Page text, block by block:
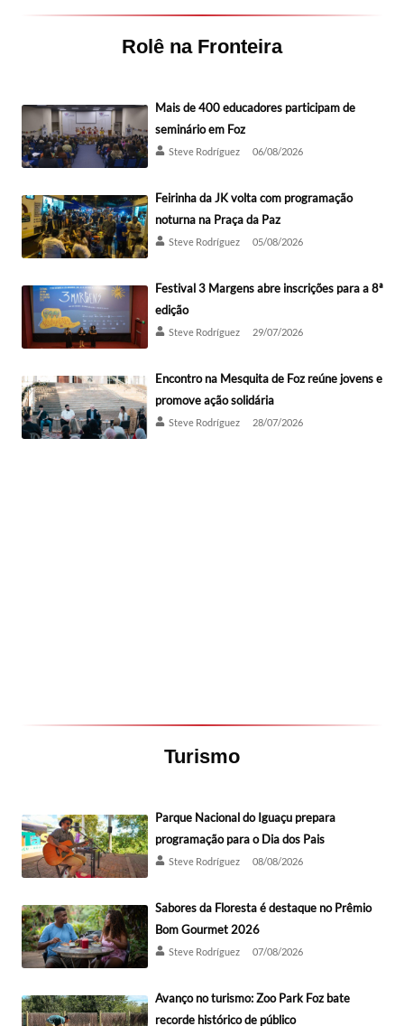
Rolê na Fronteira
Mais de 400 educadores participam de
seminário em Foz
Steve Rodríguez 06/08/2026
Feirinha da JK volta com programação
noturna na Praça da Paz
Steve Rodríguez 05/08/2026
Festival 3 Margens abre inscrições para a 8ª
edição
Steve Rodríguez 29/07/2026
Encontro na Mesquita de Foz reúne jovens e
promove ação solidária
Steve Rodríguez 28/07/2026
Turismo
Parque Nacional do Iguaçu prepara
programação para o Dia dos Pais
Steve Rodríguez 08/08/2026
Sabores da Floresta é destaque no Prêmio
Bom Gourmet 2026
Steve Rodríguez 07/08/2026
Avanço no turismo: Zoo Park Foz bate
recorde histórico de público